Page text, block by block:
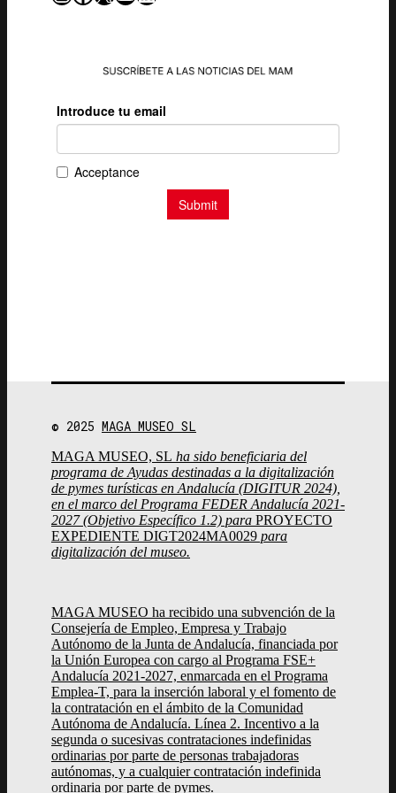
© 2025 MAGA MUSEO SL
MAGA MUSEO, SL ha sido beneficiaria del
programa de Ayudas destinadas a la digitalización
de pymes turísticas en Andalucía (DIGITUR 2024),
en el marco del Programa FEDER Andalucía 2021-
2027 (Objetivo Específico 1.2) para PROYECTO
EXPEDIENTE DIGT2024MA0029 para
digitalización del museo.
MAGA MUSEO ha recibido una subvención de la
Consejería de Empleo, Empresa y Trabajo
Autónomo de la Junta de Andalucía, financiada por
la Unión Europea con cargo al Programa FSE+
Andalucía 2021-2027, enmarcada en el Programa
Emplea-T, para la inserción laboral y el fomento de
la contratación en el ámbito de la Comunidad
Autónoma de Andalucía. Línea 2. Incentivo a la
segunda o sucesivas contrataciones indefinidas
ordinarias por parte de personas trabajadoras
autónomas, y a cualquier contratación indefinida
ordinaria por parte de pymes.